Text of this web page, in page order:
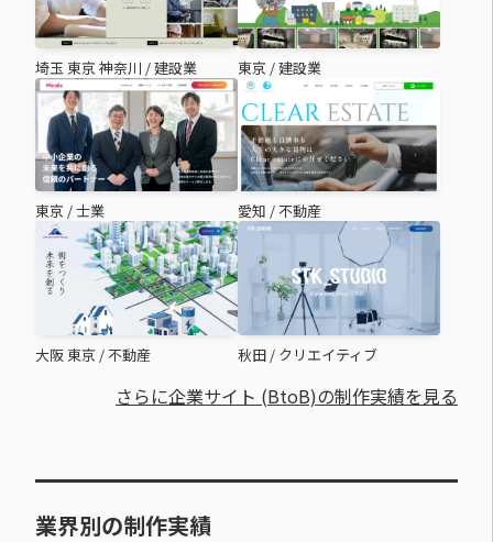
埼玉 東京 神奈川 /建設業 東京 /建設業
東京 /士業 愛知 /不動産
大阪 東京 /不動産 秋田 / クリエイティブ
さらに企業サイト (BtoB)の制作実績を見る
業界別の制作実績